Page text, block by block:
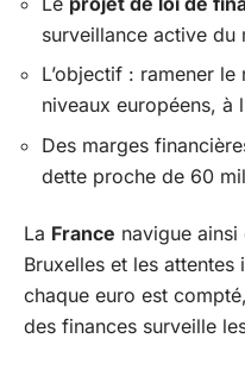
surveillance active du
L’objectif : ramener le
niveaux européens, à
Des marges
dette proche de 60
La France navigue
Bruxelles et les
chaque euro est
des finances surveille